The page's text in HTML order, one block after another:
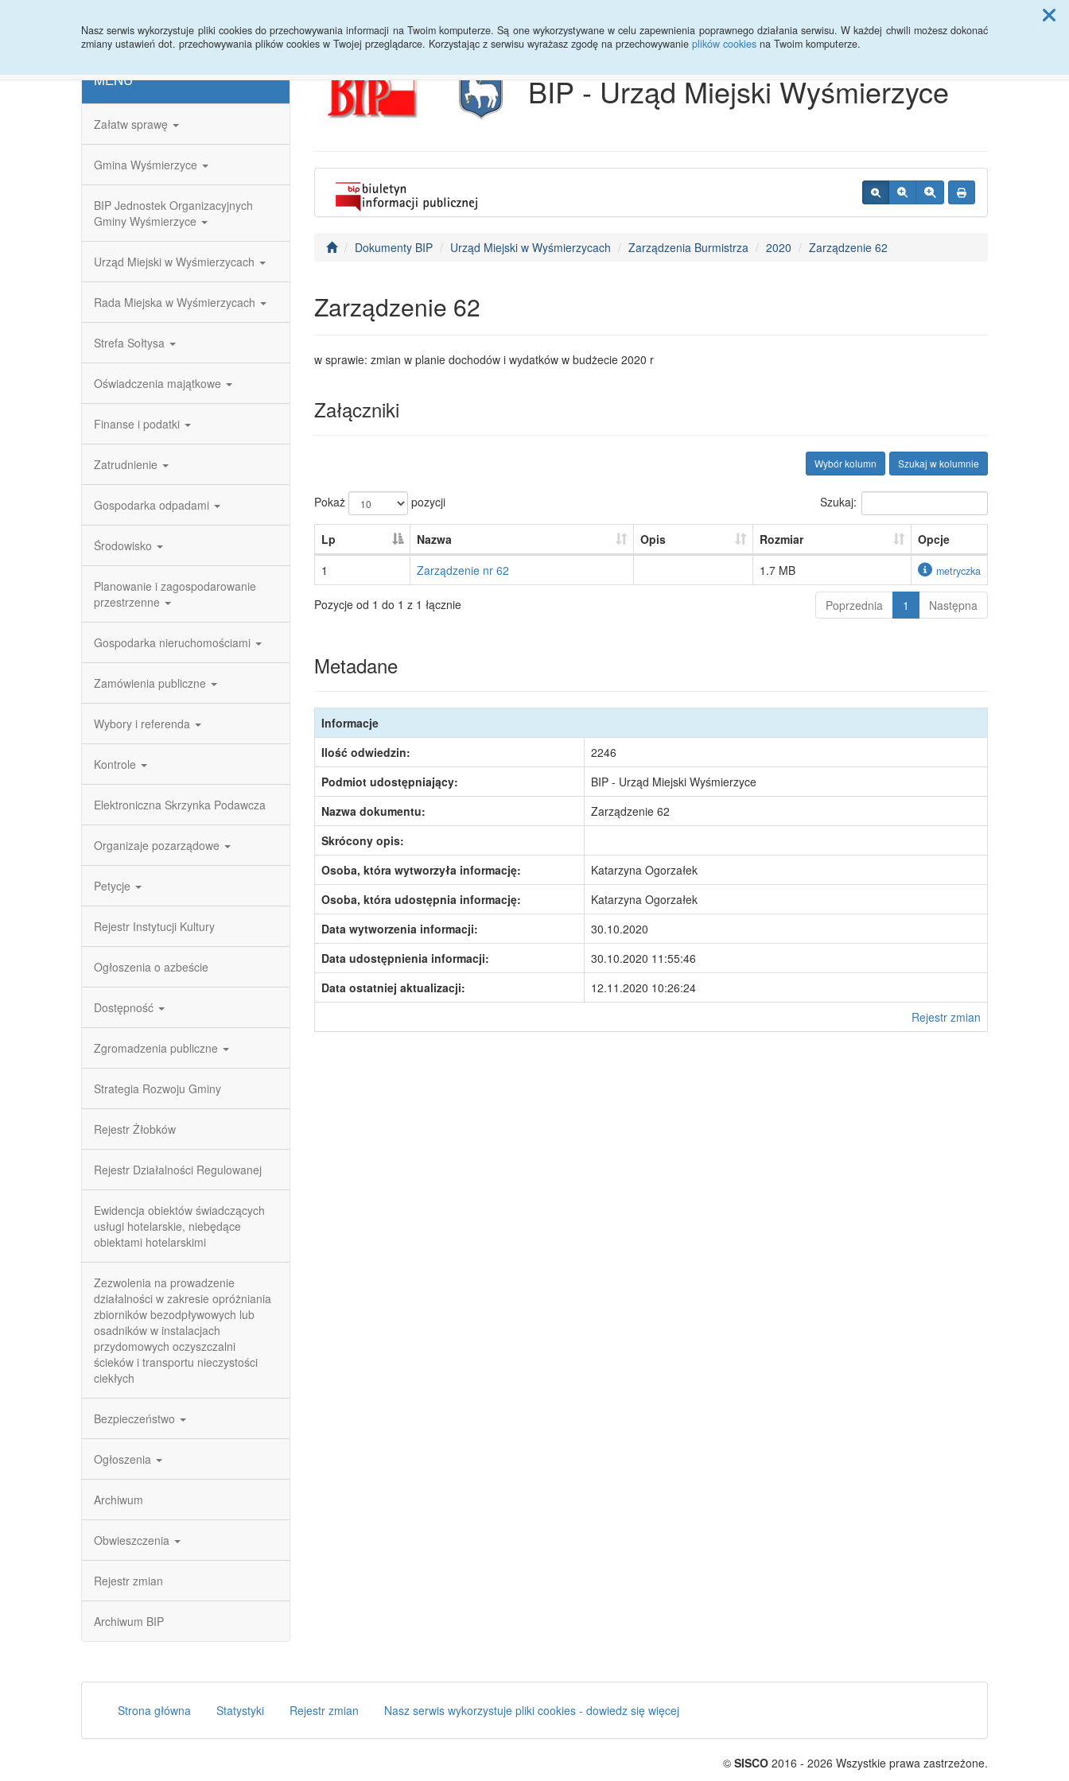
Nasz serwis wykorzystuje pliki cookies do przechowywania informacji na Twoim komputerze. Są one wykorzystywane w celu zapewnienia poprawnego działania serwisu. W każdej chwili możesz dokonać
zmiany ustawień dot. przechowywania plików cookies w Twojej przeglądarce. Korzystając z serwisu wyrażasz zgodę na przechowywanie plików cookies na Twoim komputerze.
Przycisk wyszukaj duży
MENU
Załatw sprawę
Gmina Wyśmierzyce
BIP Jednostek Organizacyjnych
Gminy Wyśmierzyce
Urząd Miejski w Wyśmierzycach
Rada Miejska w Wyśmierzycach
Strefa Sołtysa
Oświadczenia majątkowe
Finanse i podatki
Zatrudnienie
Gospodarka odpadami
Środowisko
Planowanie i zagospodarowanie
przestrzenne
Gospodarka nieruchomościami
Zamówienia publiczne
Wybory i referenda
Kontrole
Elektroniczna Skrzynka Podawcza
Organizaje pozarządowe
Petycje
Rejestr Instytucji Kultury
Ogłoszenia o azbeście
Dostępność
Zgromadzenia publiczne
Strategia Rozwoju Gminy
Rejestr Żłobków
Rejestr Działalności Regulowanej
Ewidencja obiektów świadczących
usługi hotelarskie, niebędące
obiektami hotelarskimi
Zezwolenia na prowadzenie
działalności w zakresie opróżniania
zbiorników bezodpływowych lub
osadników w instalacjach
przydomowych oczyszczalni
ścieków i transportu nieczystości
ciekłych
Bezpieczeństwo
Ogłoszenia
Archiwum
Obwieszczenia
Rejestr zmian
Archiwum BIP
BIP - Urząd Miejski Wyśmierzyce
Dokumenty BIP Urząd Miejski w Wyśmierzycach Zarządzenia Burmistrza 2020 Zarządzenie 62
Zarządzenie 62
w sprawie: zmian w planie dochodów i wydatków w budżecie 2020 r
Załączniki
Szukaj w kolumnie
Wybór kolumn
Pokaż pozycji Szukaj:
Lp Nazwa Opis Rozmiar
Opcje
1
Zarządzenie nr 62 1.7 MB metryczka
Pozycje od 1 do 1 z 1 łącznie Poprzednia 1 Następna
Metadane
Informacje
Ilość odwiedzin:
2246
Podmiot udostępniający:
BIP - Urząd Miejski Wyśmierzyce
Nazwa dokumentu:
Zarządzenie 62
Skrócony opis:
Osoba, która wytworzyła informację:
Katarzyna Ogorzałek
Osoba, która udostępnia informację:
Katarzyna Ogorzałek
Data wytworzenia informacji:
30.10.2020
Data udostępnienia informacji:
30.10.2020 11:55:46
Data ostatniej aktualizacji:
12.11.2020 10:26:24
Rejestr zmian
Strona główna Statystyki Rejestr zmian Nasz serwis wykorzystuje pliki cookies - dowiedz się więcej
© SISCO 2016 - 2026 Wszystkie prawa zastrzeżone.